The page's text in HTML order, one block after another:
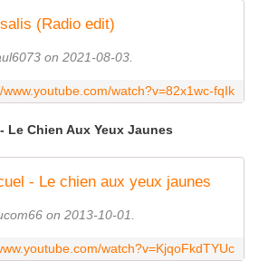
(Radio edit)
on 2021-08-03.
www.youtube.com/watch?v=82x1wc-fqIk
Le Chien Aux Yeux Jaunes
- Le chien aux yeux jaunes
on 2013-10-01.
watch?v=KjqoFkdTYUc